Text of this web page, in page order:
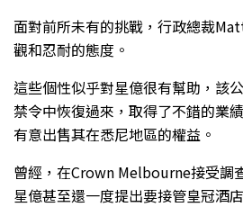
面對前所未有的挑戰，行政總裁
觀和忍耐的態度。
這些個性似乎對星億很有幫助，該
禁令中恢復過來，取得了不錯的業
有意出售其在悉尼地區的權益。
曾經，在Crown Melbourne接受調
星億甚至還一度提出要接管皇冠酒